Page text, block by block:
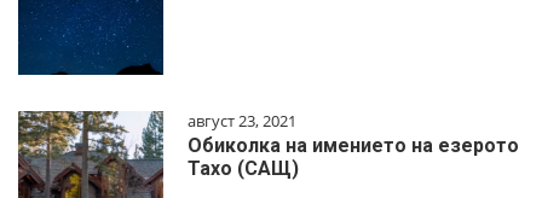
август 23, 2021
Обиколка на имението на езерото
Тахо (САЩ)